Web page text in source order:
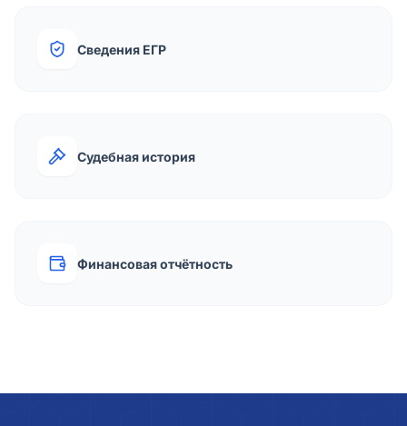
Сведения ЕГР
Судебная история
Финансовая отчётность